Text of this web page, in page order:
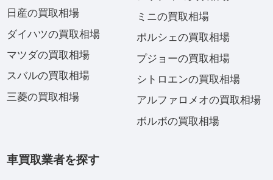
日産の買取相場
ダイハツの買取相場
マツダの買取相場
スバルの買取相場
三菱の買取相場
ミニの買取相場
ポルシェの買取相場
プジョーの買取相場
シトロエンの買取相場
アルファロメオの買取相場
ボルボの買取相場
車買取業者を探す